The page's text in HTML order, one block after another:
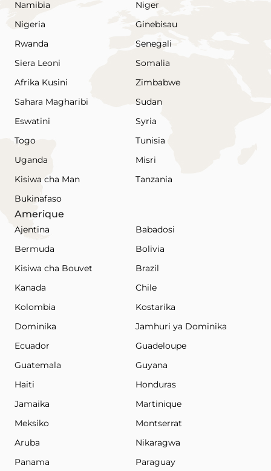
Namibia
Niger
Nigeria
Ginebisau
Rwanda
Senegali
Siera Leoni
Somalia
Afrika Kusini
Zimbabwe
Sahara Magharibi
Sudan
Eswatini
Syria
Togo
Tunisia
Uganda
Misri
Kisiwa cha Man
Tanzania
Bukinafaso
Amerique
Ajentina
Babadosi
Bermuda
Bolivia
Kisiwa cha Bouvet
Brazil
Kanada
Chile
Kolombia
Kostarika
Dominika
Jamhuri ya Dominika
Ecuador
Guadeloupe
Guatemala
Guyana
Haiti
Honduras
Jamaika
Martinique
Meksiko
Montserrat
Aruba
Nikaragwa
Panama
Paraguay